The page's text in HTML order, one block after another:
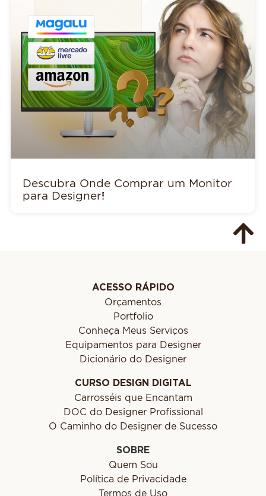
Descubra Onde Comprar um Monitor
para Designer!
ACESSO RÁPIDO
Orçamentos
Portfolio
Conheça Meus Serviços
Equipamentos para Designer
Dicionário do Designer
CURSO DESIGN DIGITAL
Carrosséis que Encantam
DOC do Designer Profissional
O Caminho do Designer de Sucesso
SOBRE
Quem Sou
Política de Privacidade
Termos de Uso